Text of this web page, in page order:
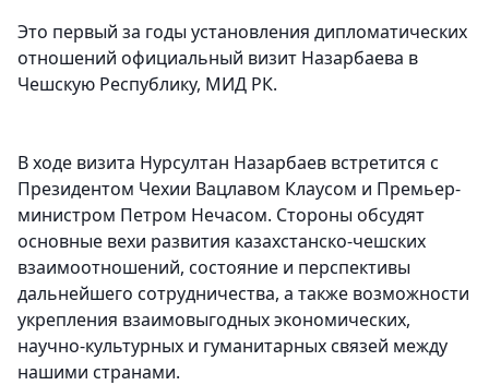
Это первый за годы установления дипломатических
отношений официальный визит Назарбаева в
Чешскую Республику, МИД РК.
В ходе визита Нурсултан Назарбаев встретится с
Президентом Чехии Вацлавом Клаусом и Премьер-
министром Петром Нечасом. Стороны обсудят
основные вехи развития казахстанско-чешских
взаимоотношений, состояние и перспективы
дальнейшего сотрудничества, а также возможности
укрепления взаимовыгодных экономических,
научно-культурных и гуманитарных связей между
нашими странами.